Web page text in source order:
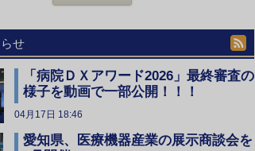
せ
「病院ＤＸアワード2026」最終審査の
様子を動画で一部公開！！！
04月17日 18:46
愛知県、医療機器産業の展示商談会を